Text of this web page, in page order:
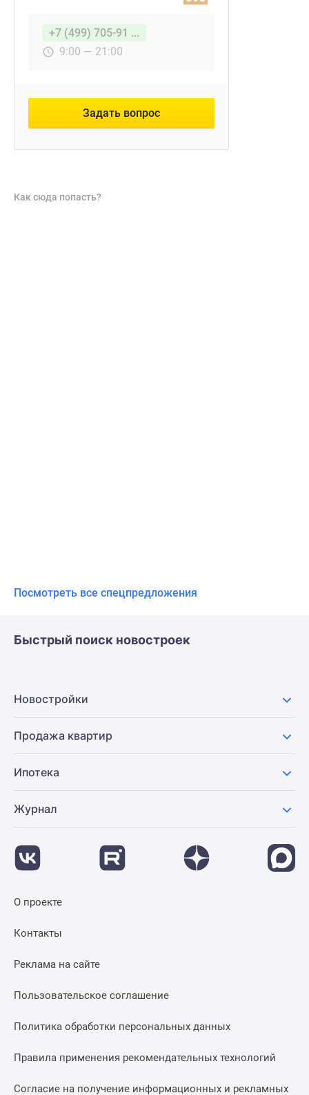
+7 (499) 705-91 ...
9:00 — 21:00
Задать вопрос
Как сюда попасть?
Посмотреть все спецпредложения
Быстрый поиск новостроек
Новостройки
Продажа квартир
Ипотека
Журнал
О проекте
Контакты
Реклама на сайте
Пользовательское соглашение
Политика обработки персональных данных
Правила применения рекомендательных технологий
Согласие на получение информационных и рекламных